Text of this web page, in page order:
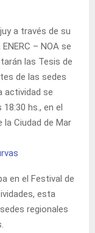
a través de su
– NOA se
las Tesis de
de las sedes
actividad se
hs., en el
la Ciudad de Mar
en el Festival de
esta
regionales